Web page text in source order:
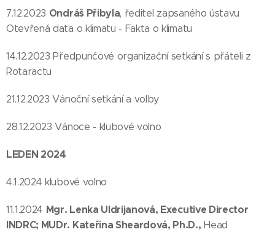
7.12.2023 Ondráš Přibyla, ředitel zapsaného ústavu
Otevřená data o klimatu - Fakta o klimatu
14.12.2023 Předpunčové organizační setkání s přáteli z
Rotaractu
21.12.2023 Vánoční setkání a volby
28.12.2023 Vánoce - klubové volno
LEDEN 2024
4.1.2024 klubové volno
11.1.2024 Mgr. Lenka Uldrijanová, Executive Director
INDRC; MUDr. Kateřina Sheardová, Ph.D., Head